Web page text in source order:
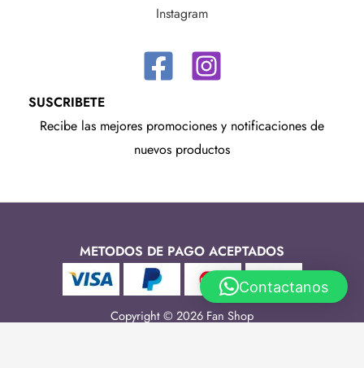
Instagram
SUSCRIBETE
Recibe las mejores promociones y notificaciones de
nuevos productos
METODOS DE PAGO ACEPTADOS
Copyright © 2026 Fan Shop
Contactanos